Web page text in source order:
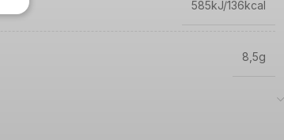
585kJ/136kcal
8,5g